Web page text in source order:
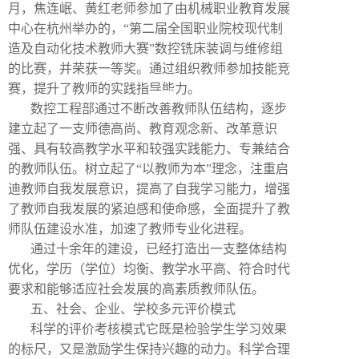
月，焦连岷、黄红老师参加了由机械职业教育发展
中心在杭州举办的，“第二届全国职业院校现代制
造及自动化技术教师大赛”数控铣床装调与维修组
的比赛，并荣获一等奖。通过组织教师参加技能竞
赛，提升了教师的实践指导能力。
数控工程部通过不断改善教师队伍结构，逐步
建立起了一支师德高尚、教育观念新、改革意识
强、具有较高教学水平和较强实践能力、专兼结合
的教师队伍。树立起了“以教师为本”理念，注重启
迪教师自我发展意识，提高了自我学习能力，增强
了教师自我发展的紧迫感和使命感，全面提升了教
师队伍建设水准，加速了教师专业化进程。
通过十余年的建设，已经打造出一支整体结构
优化，学历（学位）均衡、教学水平高、符合时代
要求和能够适应社会发展的高素质教师队伍。
五、社会、企业、学校多元评价模式
科学的评价考核模式它既是检验学生学习效果
的标尺，又是激励学生保持兴趣的动力。科学合理